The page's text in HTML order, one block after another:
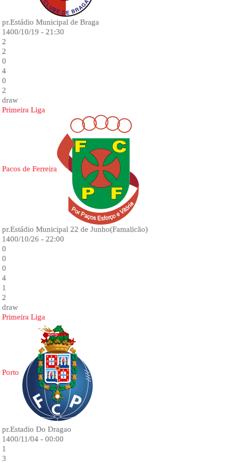
pr.Estádio Municipal de Braga
1400/10/19 - 21:30
2
2
0
4
0
2
draw
Primeira Liga
Pacos de Ferreira
pr.Estádio Municipal 22 de Junho(Famalicão)
1400/10/26 - 22:00
0
0
0
4
1
2
draw
Primeira Liga
Porto
pr.Estadio Do Dragao
1400/11/04 - 00:00
1
3